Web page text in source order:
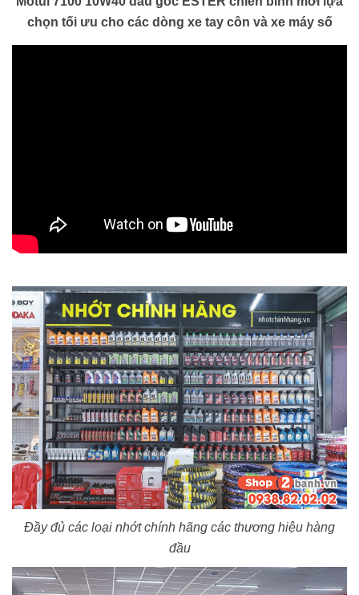
chọn tối ưu cho các dòng xe tay côn và xe máy số
Đầy đủ các loại nhớt chính hãng các thương hiệu hàng
đầu